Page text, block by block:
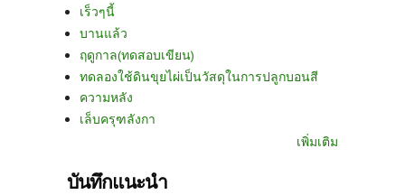
เร็วๆนี้
บานแล้ว
ฤดูกาล(ทดสอบเขียน)
ทดลองใช้ดินขุยไผ่เป็นวัสดุในการปลูกบอนสี
ความหลัง
เล็บครุฑลังกา
เพิ่มเติม
บันทึกแนะนำ